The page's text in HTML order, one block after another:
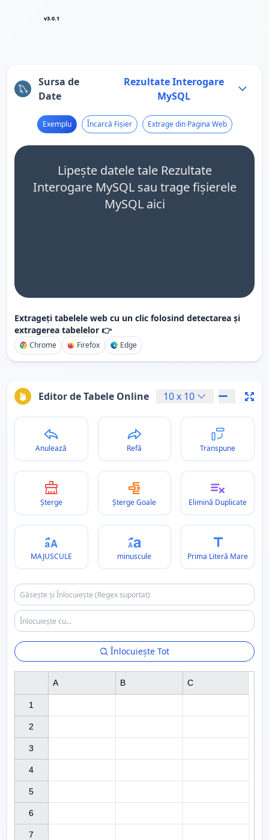
v3.0.1
Sursa de
Date
Rezultate Interogare
MySQL
Exemplu Încarcă Fișier Extrage din Pagina Web
Lipește datele tale Rezultate
Interogare MySQL sau trage fișierele
MySQL aici
Extrageți tabelele web cu un clic folosind detectarea și
extragerea tabelelor 👉
Chrome Firefox Edge
Editor de Tabele Online 10x 10
Anulează Refă Transpune
Șterge Șterge Goale Elimină Duplicate
MAJUSCULE minuscule Prima Literă Mare
Înlocuiește Tot
1
2
3
4
5
6
7
A B C